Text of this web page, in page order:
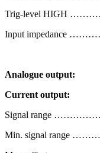
Trig-level HIGH
Input impedance
Analogue output:
Current output:
Signal range
Min. signal range